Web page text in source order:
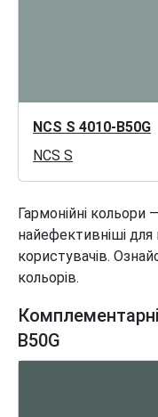
NCS S 4010-B50G
NCS S
Гармонійні кольори
найефективніші
користувачів.
кольорів.
B50G